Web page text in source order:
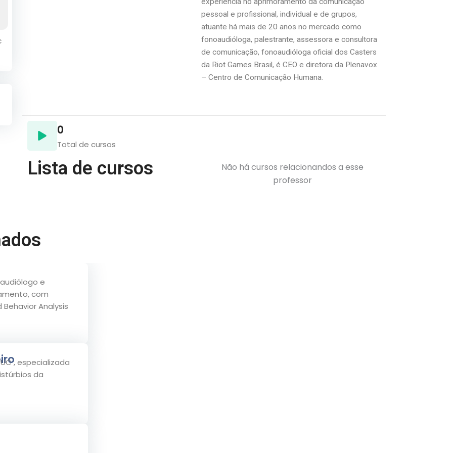
pessoal e profissional, individual e de grupos,
atuante há mais de 20 anos no mercado como
fonoaudióloga, palestrante, assessora e consultora
de comunicação, fonoaudióloga oficial dos Casters
da Riot Games Brasil, é CEO e diretora da Plenavox
– Centro de Comunicação Humana.
0
Total de cursos
Lista de cursos
Não há cursos relacionandos a esse
professor
e
com
Analysis
, especializada
da